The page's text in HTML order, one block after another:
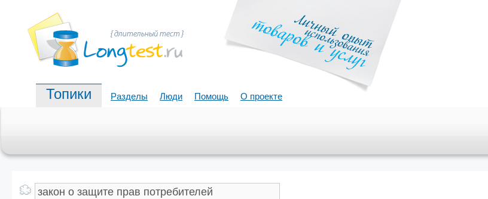
Топики Разделы Люди Помощь О проекте